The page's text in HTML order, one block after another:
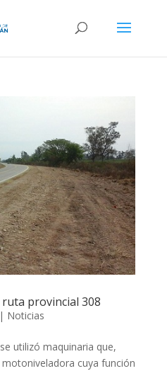
provincial 308
| Noticias
utilizó maquinaria que,
cuya función